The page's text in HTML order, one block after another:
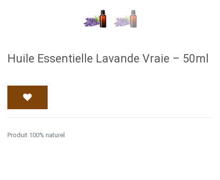
Huile Essentielle Lavande Vraie – 50ml
Produit 100% naturel